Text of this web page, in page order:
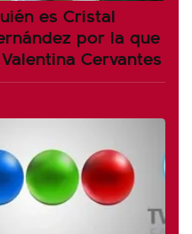
es Cristal
por la que
Cervantes